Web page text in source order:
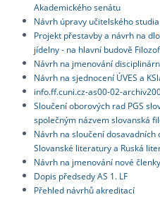
Akademického senátu
Návrh úpravy učitelského studia
Projekt přestavby a návrh na
jídelny - na hlavní budově
Návrh na jmenování
Návrh na sjednocení ÚVES a
info.ff.cuni.cz-as00-02-
Sloučení oborových rad PGS
společným názvem slovanská
Návrh na sloučení
Slovanské literatury a Ruská
Návrh na jmenování nové
Dopis předsedy AS 1. LF
Přehled návrhů akreditací